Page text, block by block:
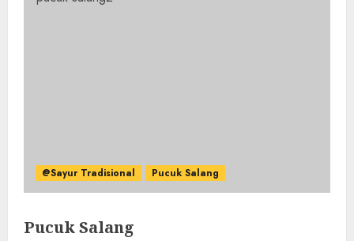
@Sayur Tradisional Pucuk Salang
Pucuk Salang